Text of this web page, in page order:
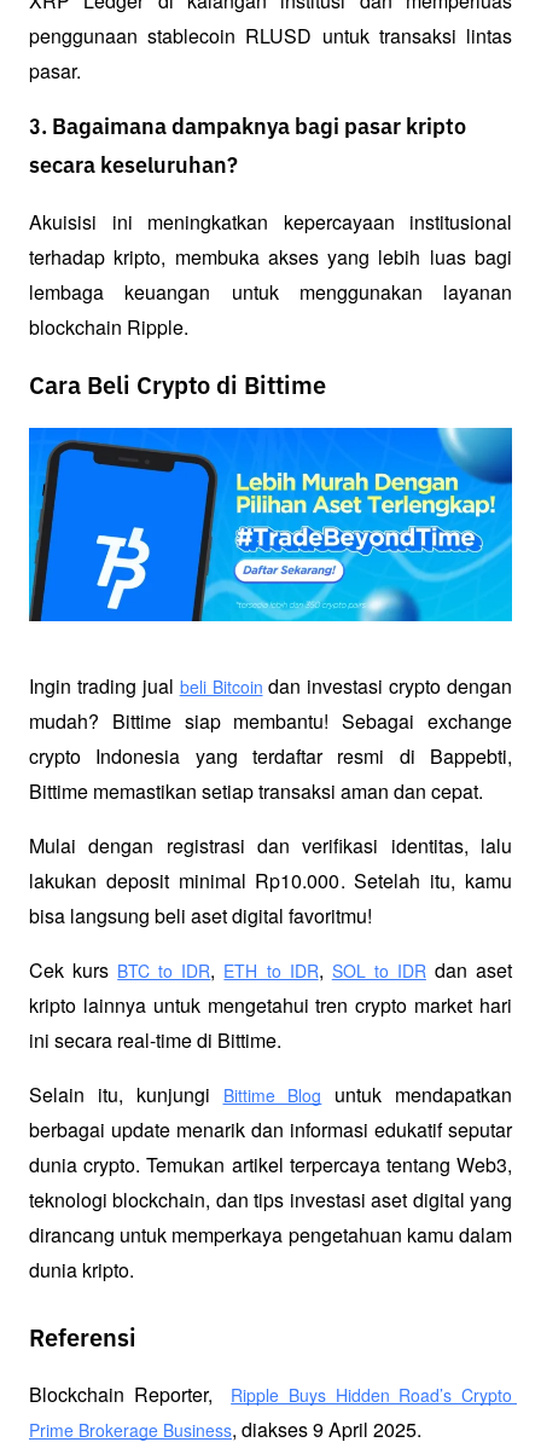
penggunaan stablecoin RLUSD untuk transaksi lintas
pasar.
3. Bagaimana dampaknya bagi pasar kripto
secara keseluruhan?
Akuisisi ini meningkatkan kepercayaan institusional
terhadap kripto, membuka akses yang lebih luas bagi
lembaga keuangan untuk menggunakan layanan
blockchain Ripple.
Cara Beli Crypto di Bittime
Ingin trading jual beli Bitcoin dan investasi crypto dengan
mudah? Bittime siap membantu! Sebagai exchange
crypto Indonesia yang terdaftar resmi di Bappebti,
Bittime memastikan setiap transaksi aman dan cepat.
Mulai dengan registrasi dan verifikasi identitas, lalu
lakukan deposit minimal Rp10.000. Setelah itu, kamu
bisa langsung beli aset digital favoritmu!
Cek kurs BTC to IDR, ETH to IDR, SOL to IDR dan aset
kripto lainnya untuk mengetahui tren crypto market hari
ini secara real-time di Bittime.
Selain itu, kunjungi
Bittime Blog
untuk mendapatkan
berbagai update menarik dan informasi edukatif seputar
dunia crypto. Temukan artikel terpercaya tentang Web3,
teknologi blockchain, dan tips investasi aset digital yang
dirancang untuk memperkaya pengetahuan kamu dalam
dunia kripto.
Referensi
Blockchain Reporter,
Ripple Buys Hidden Road’s Crypto
Prime Brokerage Business, diakses 9 April 2025.